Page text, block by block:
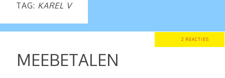
TAG: KAREL V
2 REACTIES
MEEBETALEN